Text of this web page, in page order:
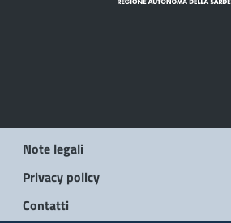
Note legali
Privacy policy
Contatti